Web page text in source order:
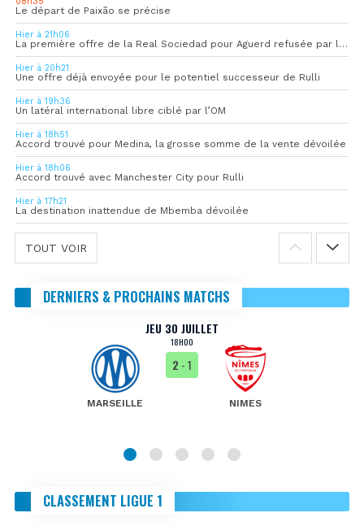
Le départ de Paixão se précise
Hier à 21h06
La première offre de la Real Sociedad pour Aguerd refusée par l’OM
Hier à 20h21
Une offre déjà envoyée pour le potentiel successeur de Rulli
Hier à 19h36
Un latéral international libre ciblé par l’OM
Hier à 18h51
Accord trouvé pour Medina, la grosse somme de la vente dévoilée
Hier à 18h06
Accord trouvé avec Manchester City pour Rulli
Hier à 17h21
La destination inattendue de Mbemba dévoilée
TOUT VOIR
DERNIERS & PROCHAINS MATCHS
JEU 30 JUILLET
18H00
MARSEILLE
2 - 1
NIMES
CLASSEMENT LIGUE 1